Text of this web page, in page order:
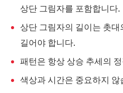
상단 그림자를 포함합니다.
상단 그림자의 길이는 촛
길어야 합니다.
패턴은 항상 상승 추세의
색상과 시간은 중요하지 않